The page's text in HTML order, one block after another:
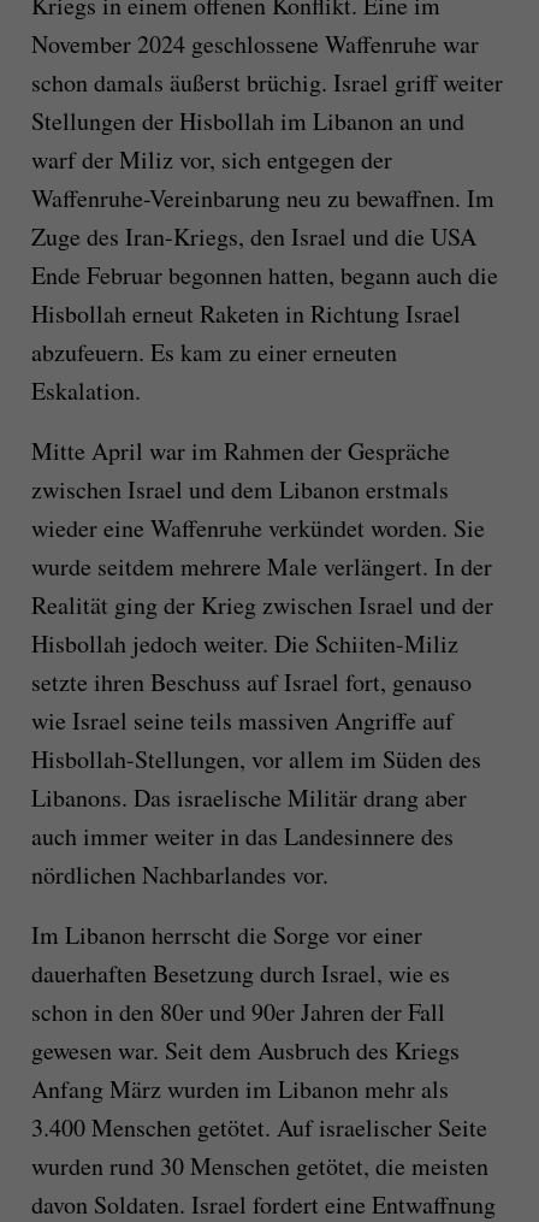
November 2024 geschlossene Waffenruhe war
schon damals äußerst brüchig. Israel griff weiter
Stellungen der Hisbollah im Libanon an und
warf der Miliz vor, sich entgegen der
Waffenruhe-Vereinbarung neu zu bewaffnen. Im
Zuge des Iran-Kriegs, den Israel und die USA
Ende Februar begonnen hatten, begann auch die
Hisbollah erneut Raketen in Richtung Israel
abzufeuern. Es kam zu einer erneuten
Eskalation.
Mitte April war im Rahmen der Gespräche
zwischen Israel und dem Libanon erstmals
wieder eine Waffenruhe verkündet worden. Sie
wurde seitdem mehrere Male verlängert. In der
Realität ging der Krieg zwischen Israel und der
Hisbollah jedoch weiter. Die Schiiten-Miliz
setzte ihren Beschuss auf Israel fort, genauso
wie Israel seine teils massiven Angriffe auf
Hisbollah-Stellungen, vor allem im Süden des
Libanons. Das israelische Militär drang aber
auch immer weiter in das Landesinnere des
nördlichen Nachbarlandes vor.
Im Libanon herrscht die Sorge vor einer
dauerhaften Besetzung durch Israel, wie es
schon in den 80er und 90er Jahren der Fall
gewesen war. Seit dem Ausbruch des Kriegs
Anfang März wurden im Libanon mehr als
3.400 Menschen getötet. Auf israelischer Seite
wurden rund 30 Menschen getötet, die meisten
davon Soldaten. Israel fordert eine Entwaffnung